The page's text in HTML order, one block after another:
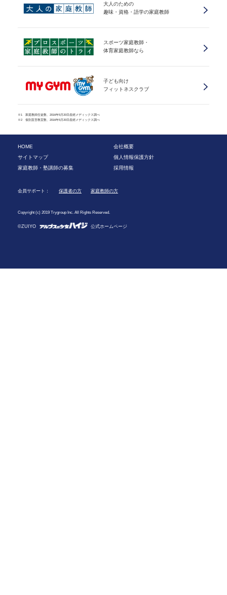
大人のための
趣味・資格・語学の家庭教師
スポーツ家庭教師・
体育家庭教師なら
子ども向け
フィットネスクラブ
※1 家庭教師生徒数、2016年5月20日産經メディックス調べ
※2 個別直営教室数、2016年5月20日産經メディックス調べ
HOME
会社概要
サイトマップ
個人情報保護方針
家庭教師・塾講師の募集
採用情報
会員サポート： 保護者の方 家庭教師の方
Copyright (c) 2019 Trygroup Inc. All Rights Reserved.
©ZUIYO 公式ホームページ